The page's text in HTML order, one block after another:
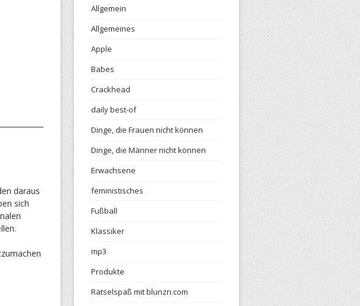
daraus
sich
Allgemein
Allgemeines
Apple
Babes
Crackhead
daily best-of
Dinge, die Frauen nicht können
Dinge, die Männer nicht können
Erwachsene
feministisches
Fußball
Klassiker
mp3
Produkte
Rätselspaß mit blunzn.com